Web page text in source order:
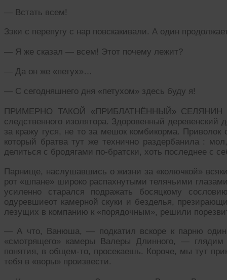
— Встать всем!
Зэки с перепугу с нар повскакивали. А один
— Я же сказал — всем! Этот почему лежит?
— Да он же «петух»…
— С сегодняшнего дня «петухом» здесь буду я!
ПРИМЕРНО ТАКОЙ «ПРИБЛАТНЁННЫЙ» СЕЛЯНИН
следственного изолятора. Здоровенный деревенский
за кражу гуся, не то за мешок комбикорма.
который братва тут же технично раздербанила :
делиться с бродягами по-братски, хоть последнее с
Парнище, наслушавшись о жизни за «колючкой»
рот «шпане» широко распахнутыми телячьими
усиленно старался подражать босяцкому
одуревшиеот камерной скуки и безделья,
лезущих в компанию к «порядочным», решили
— А что, Ванюша, — подкатил вскоре к парню один
«смотрящего» камеры Валеры Длинного, —
понятия, в общем-то, просекаешь. Короче, мы тут
тебя в «воры» произвести.